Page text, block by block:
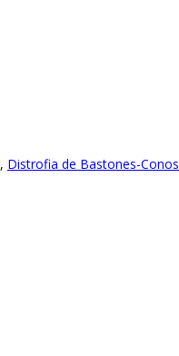
, Distrofia de Bastones-Conos